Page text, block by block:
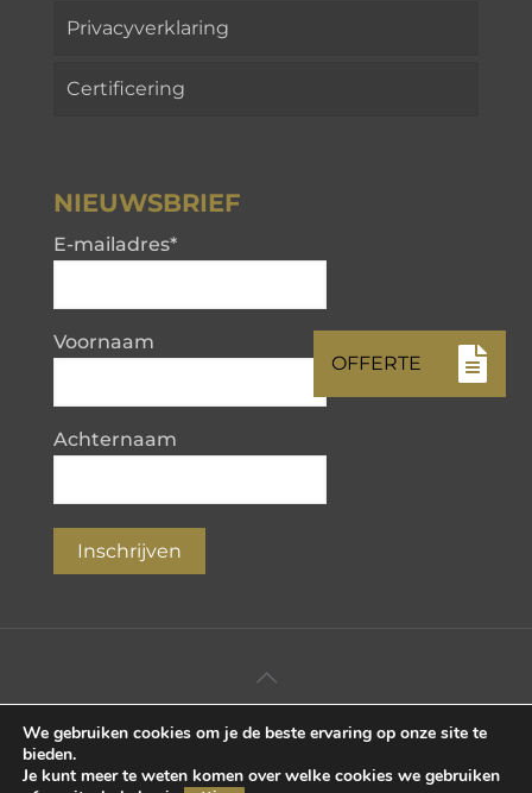
Privacyverklaring
Certificering
NIEUWSBRIEF
E-mailadres*
Voornaam
Achternaam
Inschrijven
©2026 KTK B.V. • All Rights Reserved.
We gebruiken cookies om je de beste ervaring op onze site te
bieden.
Je kunt meer te weten komen over welke cookies we gebruiken